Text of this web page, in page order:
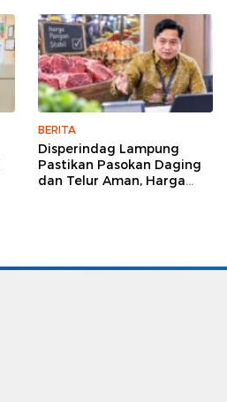
BERITA
Disperindag Lampung
Pastikan Pasokan Daging
dan Telur Aman, Harga